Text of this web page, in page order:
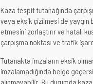
Kaza tespit tutanağında
veya eksik çizilmesi de yaygın
etmesini zorlaştırır ve hatalı
çarpışma noktası ve trafik
Tutanakta imzaların eksik
imzalamadığında belge
alınmayabilir. Bu durumda